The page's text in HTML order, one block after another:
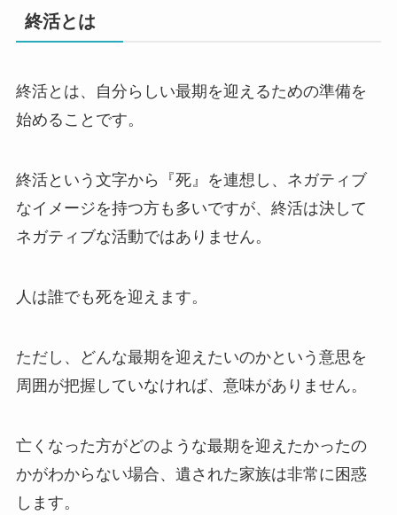
終活とは
終活とは、自分らしい最期を迎えるための準備を
始めることです。
終活という文字から『死』を連想し、ネガティブ
なイメージを持つ方も多いですが、終活は決して
ネガティブな活動ではありません。
人は誰でも死を迎えます。
ただし、どんな最期を迎えたいのかという意思を
周囲が把握していなければ、意味がありません。
亡くなった方がどのような最期を迎えたかったの
かがわからない場合、遺された家族は非常に困惑
します。